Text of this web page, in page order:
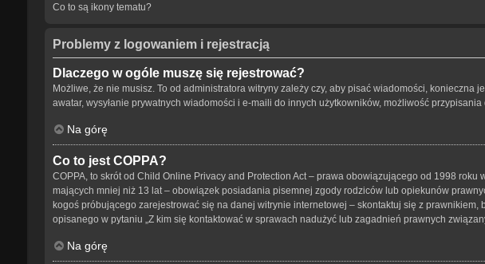
Co to są ikony tematu?
Problemy z logowaniem i rejestracją
Dlaczego w ogóle muszę się rejestrować?
Możliwe, że nie musisz. To od administratora witryny zależy czy, aby pisać wiadomości,
awatar, wysyłanie prywatnych wiadomości i e-maili do innych użytkowników, możliwość
Na górę
Co to jest COPPA?
COPPA, to skrót od Child Online Privacy and Protection Act – prawa obowiązującego od 1998
mających mniej niż 13 lat – obowiązek posiadania pisemnej zgody rodziców lub opiekunów
kogoś próbującego zarejestrować się na danej witrynie internetowej – skontaktuj się z
opisanego w pytaniu „Z kim się kontaktować w sprawach nadużyć lub zagadnień prawnych
Na górę